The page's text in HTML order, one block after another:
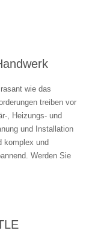
wie das
treiben vor
, Heizungs- und
und Installation
komplex und
Werden Sie